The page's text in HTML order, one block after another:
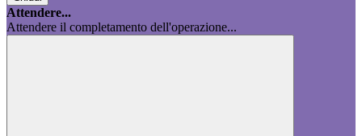
Attendere...
Attendere il completamento dell'operazione...